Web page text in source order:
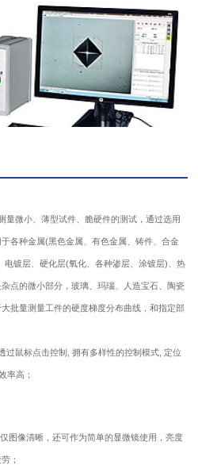
量微小、薄型试件、脆硬件的测试，通过选用
各种金属(黑色金属、有色金属、铸件、合金
电镀层、硬化层(氧化、各种渗层、涂镀层)、热
点的微小部分，玻璃、玛瑙、人造宝石、陶瓷
批量测量工件的硬度梯度分布曲线，和指定部
过鼠标点击控制, 拥有多样性的控制模式, 定位
率高；
图像清晰，还可作为简单的显微镜使用，亮度
；